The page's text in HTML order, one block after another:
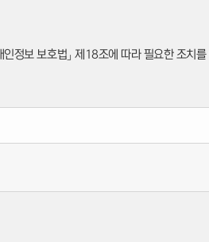
정보 보호법」 제18조에 따라 필요한 조치